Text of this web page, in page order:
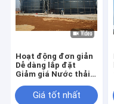
Hoạt động đơn giản
Dễ dàng lắp đặt
Giảm giá Nước thải
Giá tốt nhất